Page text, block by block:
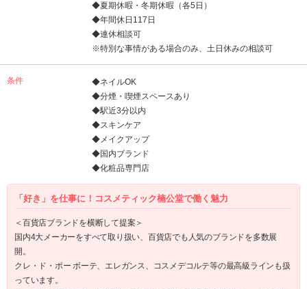
◆夏期休暇・冬期休暇（各5日）
◆年間休日117日
◆連休相談可
※特別な事情がある場合のみ、土日休みの相談可
条件
◆ネイルOK
◆分煙・喫煙スペースあり
◆駅近3分以内
◆スキンケア
◆メイクアップ
◆国内ブランド
◆化粧品専門店
「好き」を仕事に！コスメティック楠公堂で働く魅力
＜百貨店ブランドを横断して提案＞
国内4大メーカーをすべて取り扱い、百貨店でも人気のブランドを多数展
開。
クレ・ド・ポー ボーテ、エレガンス、コスメデコルテ等の最高級ラインも扱
っています。